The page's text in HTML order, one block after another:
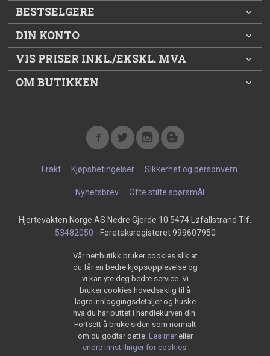
BESTSELGERE
DIN KONTO
VIS PRISER INKL./EKSKL. MVA
OM BUTIKKEN
Frakt Kjøpsbetingelser Sikkerhet og personvern
Nyhetsbrev Ofte stilte spørsmål
Hjertevakten Norge AS Nedre Gjerde 10 5474 Løfallstrand Tlf.
53482050 - Foretaksregisteret 999607950
Vår nettbutikk bruker cookies slik at
du får en bedre kjøpsopplevelse og
vi kan yte deg bedre service. Vi
bruker cookies hovedsaklig til å
lagre innloggingsdetaljer og huske
hva du har puttet i handlekurven din.
Fortsett å bruke siden som normalt
om du godtar dette. Les mer eller
endre innstillinger for cookies.